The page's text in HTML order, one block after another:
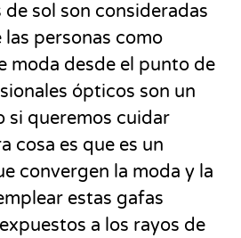
sol son consideradas
personas como
moda desde el punto de
ópticos son un
si queremos cuidar
cosa es que es un
convergen la moda y la
estas gafas
a los rayos de